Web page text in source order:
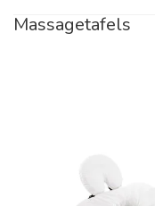
Massagetafels